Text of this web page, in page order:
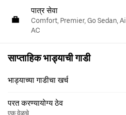
पात्र सेवा
Comfort, Premier, Go Sedan,
AC
साप्ताहिक भाड्याची गाडी
भाड्याच्या गाडीचा खर्च
परत करण्यायोग्य ठेव
एक वेळचे